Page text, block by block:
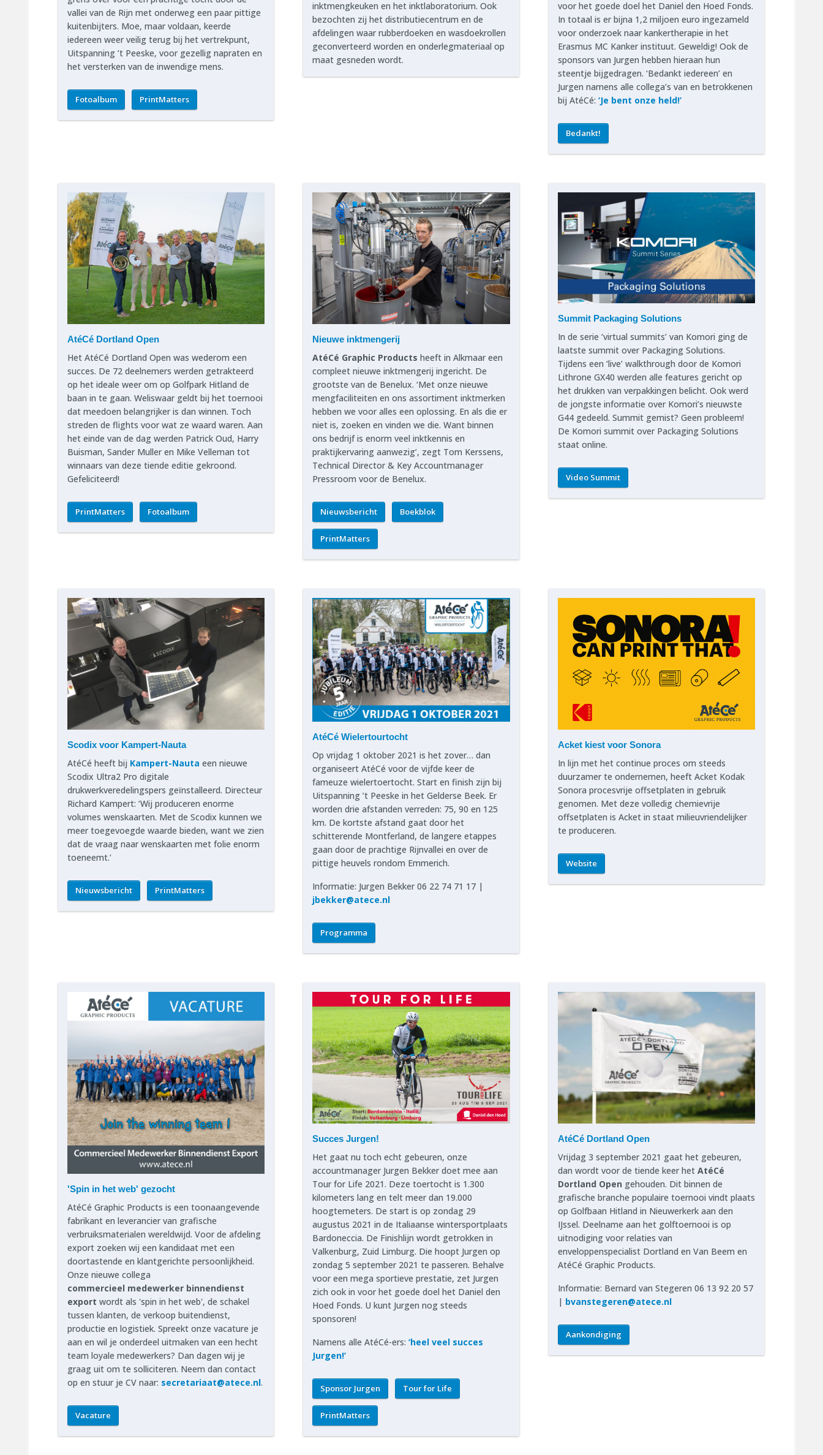
vallei van de Rijn met onderweg een paar pittige
kuitenbijters. Moe, maar voldaan, keerde
iedereen weer veilig terug bij het vertrekpunt,
Uitspanning ’t Peeske, voor gezellig napraten en
het versterken van de inwendige mens.
Fotoalbum PrintMatters
inktmengkeuken en het inktlaboratorium. Ook
bezochten zij het distributiecentrum en de
afdelingen waar rubberdoeken en wasdoekrollen
geconverteerd worden en onderlegmateriaal op
maat gesneden wordt.
voor het goede doel het Daniel den Hoed Fonds.
In totaal is er bijna 1,2 miljoen euro ingezameld
voor onderzoek naar kankertherapie in het
Erasmus MC Kanker instituut. Geweldig! Ook de
sponsors van Jurgen hebben hieraan hun
steentje bijgedragen. ‘Bedankt iedereen’ en
Jurgen namens alle collega’s van en betrokkenen
bij AtéCé: ‘Je bent onze held!’
Bedankt!
AtéCé Dortland Open
Het AtéCé Dortland Open was wederom een
succes. De 72 deelnemers werden getrakteerd
op het ideale weer om op Golfpark Hitland de
baan in te gaan. Weliswaar geldt bij het toernooi
dat meedoen belangrijker is dan winnen. Toch
streden de flights voor wat ze waard waren. Aan
het einde van de dag werden Patrick Oud, Harry
Buisman, Sander Muller en Mike Velleman tot
winnaars van deze tiende editie gekroond.
Gefeliciteerd!
PrintMatters Fotoalbum
Nieuwe inktmengerij
AtéCé Graphic Products heeft in Alkmaar een
compleet nieuwe inktmengerij ingericht. De
grootste van de Benelux. ‘Met onze nieuwe
mengfaciliteiten en ons assortiment inktmerken
hebben we voor alles een oplossing. En als die er
niet is, zoeken en vinden we die. Want binnen
ons bedrijf is enorm veel inktkennis en
praktijkervaring aanwezig’, zegt Tom Kerssens,
Technical Director & Key Accountmanager
Pressroom voor de Benelux.
Nieuwsbericht Boekblok
PrintMatters
Summit Packaging Solutions
In de serie ‘virtual summits’ van Komori ging de
laatste summit over Packaging Solutions.
Tijdens een ‘live’ walkthrough door de Komori
Lithrone GX40 werden alle features gericht op
het drukken van verpakkingen belicht. Ook werd
de jongste informatie over Komori’s nieuwste
G44 gedeeld. Summit gemist? Geen probleem!
De Komori summit over Packaging Solutions
staat online.
Video Summit
Scodix voor Kampert-Nauta
AtéCé heeft bij Kampert-Nauta een nieuwe
Scodix Ultra2 Pro digitale
drukwerkveredelingspers geïnstalleerd. Directeur
Richard Kampert: ‘Wij produceren enorme
volumes wenskaarten. Met de Scodix kunnen we
meer toegevoegde waarde bieden, want we zien
dat de vraag naar wenskaarten met folie enorm
toeneemt.’
Nieuwsbericht PrintMatters
AtéCé Wielertourtocht
Op vrijdag 1 oktober 2021 is het zover… dan
organiseert AtéCé voor de vijfde keer de
fameuze wielertoertocht. Start en finish zijn bij
Uitspanning ’t Peeske in het Gelderse Beek. Er
worden drie afstanden verreden: 75, 90 en 125
km. De kortste afstand gaat door het
schitterende Montferland, de langere etappes
gaan door de prachtige Rijnvallei en over de
pittige heuvels rondom Emmerich.
Informatie: Jurgen Bekker 06 22 74 71 17 |
jbekker@atece.nl
Programma
Acket kiest voor Sonora
In lijn met het continue proces om steeds
duurzamer te ondernemen, heeft Acket Kodak
Sonora procesvrije offsetplaten in gebruik
genomen. Met deze volledig chemievrije
offsetplaten is Acket in staat milieuvriendelijker
te produceren.
Website
'Spin in het web' gezocht
AtéCé Graphic Products is een toonaangevende
fabrikant en leverancier van grafische
verbruiksmaterialen wereldwijd. Voor de afdeling
export zoeken wij een kandidaat met een
doortastende en klantgerichte persoonlijkheid.
Onze nieuwe collega
commercieel medewerker binnendienst
export wordt als 'spin in het web', de schakel
tussen klanten, de verkoop buitendienst,
productie en logistiek. Spreekt onze vacature je
aan en wil je onderdeel uitmaken van een hecht
team loyale medewerkers? Dan dagen wij je
graag uit om te solliciteren. Neem dan contact
op en stuur je CV naar: secretariaat@atece.nl.
Vacature
Succes Jurgen!
Het gaat nu toch echt gebeuren, onze
accountmanager Jurgen Bekker doet mee aan
Tour for Life 2021. Deze toertocht is 1.300
kilometers lang en telt meer dan 19.000
hoogtemeters. De start is op zondag 29
augustus 2021 in de Italiaanse wintersportplaats
Bardoneccia. De Finishlijn wordt getrokken in
Valkenburg, Zuid Limburg. Die hoopt Jurgen op
zondag 5 september 2021 te passeren. Behalve
voor een mega sportieve prestatie, zet Jurgen
zich ook in voor het goede doel het Daniel den
Hoed Fonds. U kunt Jurgen nog steeds
sponsoren!
Namens alle AtéCé-ers:‘heel veel succes
Jurgen!’
Sponsor Jurgen Tour for Life
PrintMatters
AtéCé Dortland Open
Vrijdag 3 september 2021 gaat het gebeuren,
dan wordt voor de tiende keer het AtéCé
Dortland Open gehouden. Dit binnen de
grafische branche populaire toernooi vindt plaats
op Golfbaan Hitland in Nieuwerkerk aan den
IJssel. Deelname aan het golftoernooi is op
uitnodiging voor relaties van
enveloppenspecialist Dortland en Van Beem en
AtéCé Graphic Products.
Informatie: Bernard van Stegeren 06 13 92 20 57
| bvanstegeren@atece.nl
Aankondiging